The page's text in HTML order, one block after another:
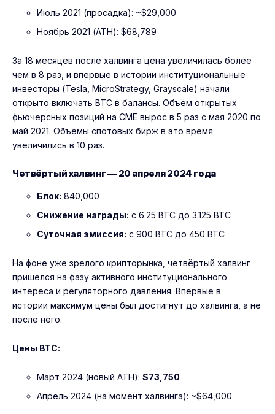
Июль 2021 (просадка): ~$29,000
Ноябрь 2021 (ATH): $68,789
За 18 месяцев после халвинга цена увеличилась более
чем в 8 раз, и впервые в истории институциональные
инвесторы (Tesla, MicroStrategy, Grayscale) начали
открыто включать BTC в балансы. Объём открытых
фьючерсных позиций на CME вырос в 5 раз с мая 2020 по
май 2021. Объёмы спотовых бирж в это время
увеличились в 10 раз.
Четвёртый халвинг — 20 апреля 2024 года
Блок: 840,000
Снижение награды: с 6.25 BTC до 3.125 BTC
Суточная эмиссия: с 900 BTC до 450 BTC
На фоне уже зрелого крипторынка, четвёртый халвинг
пришёлся на фазу активного институционального
интереса и регуляторного давления. Впервые в
истории максимум цены был достигнут до халвинга, а не
после него.
Цены BTC:
Март 2024 (новый ATH): $73,750
Апрель 2024 (на момент халвинга): ~$64,000